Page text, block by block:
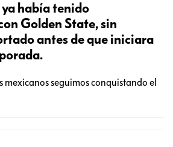
ya había tenido
Golden State, sin
antes de que iniciara
mexicanos seguimos conquistando el